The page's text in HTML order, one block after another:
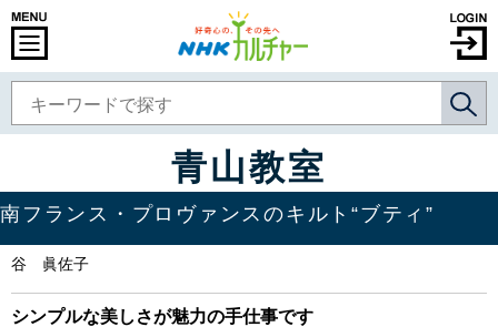
青山教室
南フランス・プロヴァンスのキルト“ブティ”
谷 眞佐子
シンプルな美しさが魅力の手仕事です